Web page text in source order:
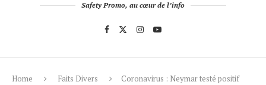
Safety Promo, au cœur de l’info
Home Faits Divers Coronavirus : Neymar testé positif